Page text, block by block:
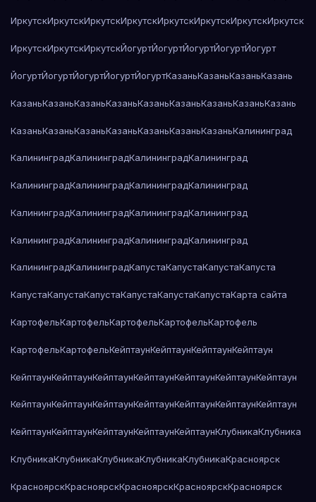
ИркутскИркутскИркутскИркутскИркутскИркутскИркутскИркутск
ИркутскИркутскИркутскЙогуртЙогуртЙогуртЙогуртЙогурт
ЙогуртЙогуртЙогуртЙогуртЙогуртКазаньКазаньКазаньКазань
КазаньКазаньКазаньКазаньКазаньКазаньКазаньКазаньКазань
КазаньКазаньКазаньКазаньКазаньКазаньКазаньКалининград
КалининградКалининградКалининградКалининград
КалининградКалининградКалининградКалининград
КалининградКалининградКалининградКалининград
КалининградКалининградКалининградКалининград
КалининградКалининградКапустаКапустаКапустаКапуста
КапустаКапустаКапустаКапустаКапустаКапустаКарта сайта
КартофельКартофельКартофельКартофельКартофель
КартофельКартофельКейптаунКейптаунКейптаунКейптаун
КейптаунКейптаунКейптаунКейптаунКейптаунКейптаунКейптаун
КейптаунКейптаунКейптаунКейптаунКейптаунКейптаунКейптаун
КейптаунКейптаунКейптаунКейптаунКейптаунКлубникаКлубника
КлубникаКлубникаКлубникаКлубникаКлубникаКрасноярск
КрасноярскКрасноярскКрасноярскКрасноярскКрасноярск